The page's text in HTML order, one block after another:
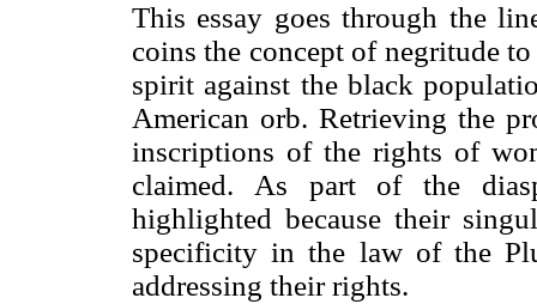
This essay goes through the
coins the concept of negritude
spirit against the black
American orb. Retrieving the
inscriptions of the rights of
claimed. As part of the
highlighted because their
specificity in the law of the
addressing their rights.